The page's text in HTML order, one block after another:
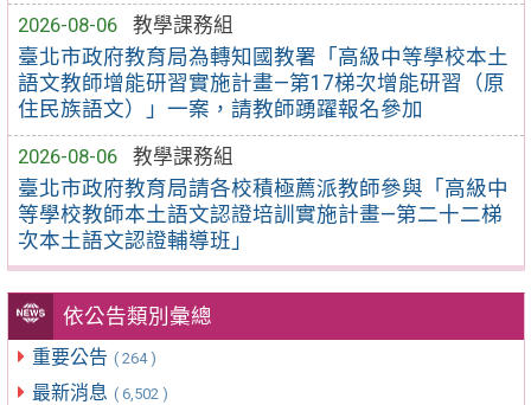
2026-08-06
教學課務組
臺北市政府教育局為轉知國教署「高級中等學校本土
語文教師增能研習實施計畫—第17梯次增能研習（原
住民族語文）」一案，請教師踴躍報名參加
2026-08-06
教學課務組
臺北市政府教育局請各校積極薦派教師參與「高級中
等學校教師本土語文認證培訓實施計畫—第二十二梯
次本土語文認證輔導班」
依公告類別彙總
重要公告 ( 264 )
最新消息 ( 6,502 )